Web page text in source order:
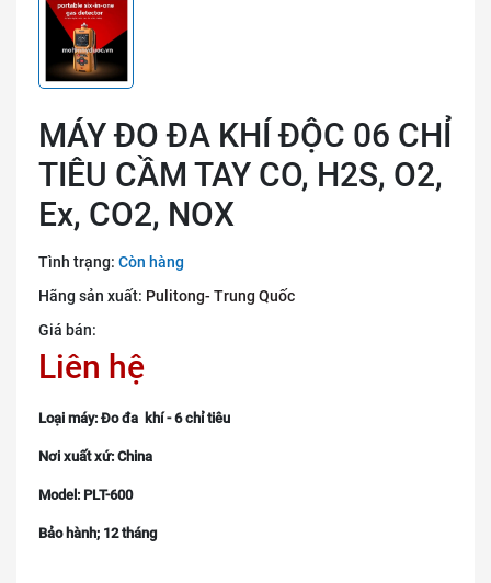
MÁY ĐO ĐA KHÍ ĐỘC 06 CHỈ
TIÊU CẦM TAY CO, H2S, O2,
Ex, CO2, NOX
Tình trạng: Còn hàng
Hãng sản xuất: Pulitong- Trung Quốc
Giá bán:
Liên hệ
Loại máy: Đo đa khí - 6 chỉ tiêu
Nơi xuất xứ: China
Model: PLT-600
Bảo hành; 12 tháng